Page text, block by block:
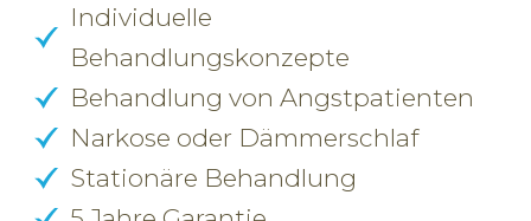
Individuelle
Behandlungskonzepte
Behandlung von Angstpatienten
Narkose oder Dämmerschlaf
Stationäre Behandlung